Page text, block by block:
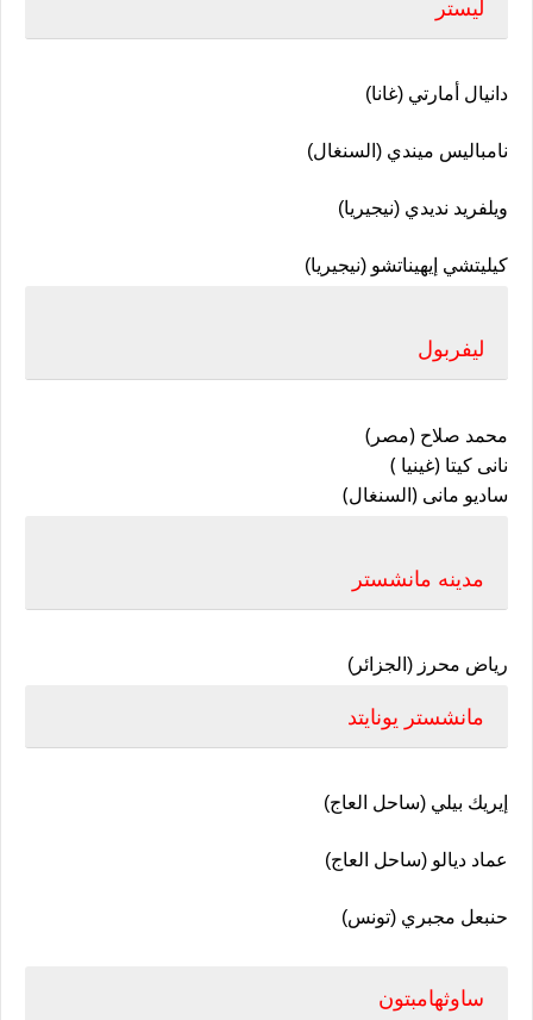
ليستر
دانيال أمارتي (غانا)
نامباليس ميندي (السنغال)
ويلفريد نديدي (نيجيريا)
كيليتشي إيهيناتشو (نيجيريا)
ليفربول
محمد صلاح (مصر)
نانى كيتا (غينيا )
ساديو مانى (السنغال)
مدينه مانشستر
رياض محرز (الجزائر)
مانشستر يونايتد
إيريك بيلي (ساحل العاج)
عماد ديالو (ساحل العاج)
حنبعل مجبري (تونس)
ساوثهامبتون